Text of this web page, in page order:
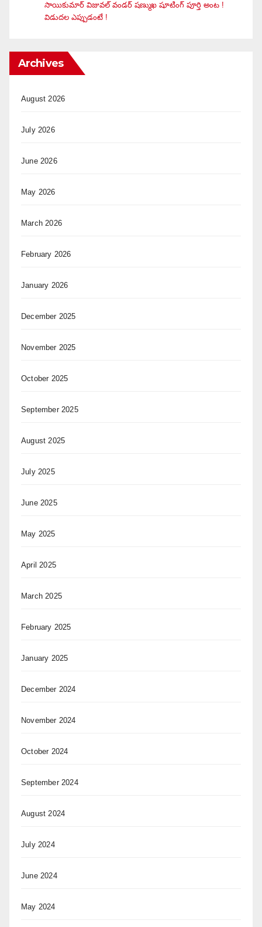
సాయికుమార్ విజువ‌ల్ వండ‌ర్ ష‌ణ్ముఖ షూటింగ్ పూర్తి అంట !
విడుదల ఎప్పుడంటే !
Archives
August 2026
July 2026
June 2026
May 2026
March 2026
February 2026
January 2026
December 2025
November 2025
October 2025
September 2025
August 2025
July 2025
June 2025
May 2025
April 2025
March 2025
February 2025
January 2025
December 2024
November 2024
October 2024
September 2024
August 2024
July 2024
June 2024
May 2024